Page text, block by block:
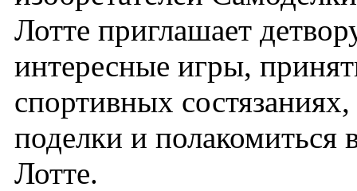
Лотте приглашает
интересные игры,
спортивных
поделки и
Лотте.